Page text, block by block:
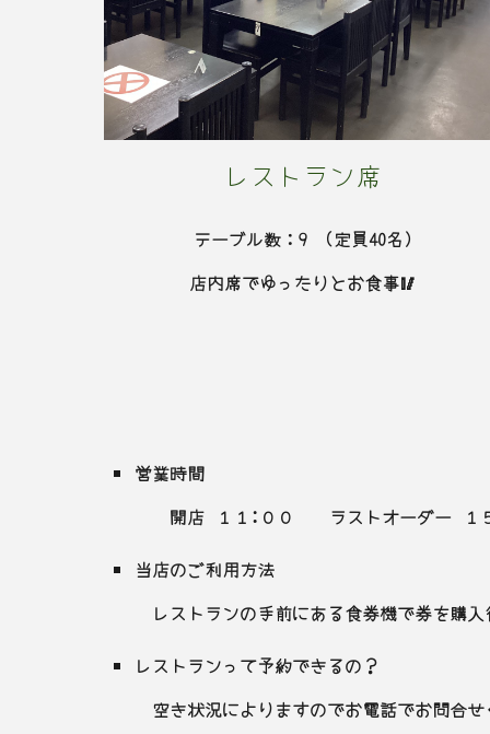
レストラン席
テーブル数：9 (定員40名)
店内席でゆったりとお食事🥢
営業時間
開店 １１:００ ラストオーダー １
当店のご利用方法
レストランの手前にある食券機で券を購
レストランって予約できるの？
空き状況によりますのでお電話でお問合